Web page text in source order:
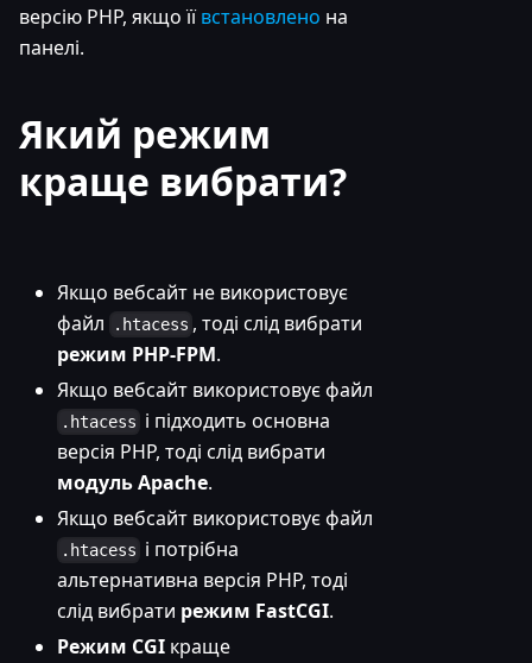
версію PHP, якщо їївстановлено на
панелі.
Який режим
краще вибрати?
Якщо вебсайт не використовує
файл
.htacess , тоді слід вибрати
режим PHP-FPM.
Якщо вебсайт використовує файл
.htacess і підходить основна
версія PHP, тоді слід вибрати
модуль Apache.
Якщо вебсайт використовує файл
.htacess і потрібна
альтернативна версія PHP, тоді
слід вибрати режим FastCGI.
Режим CGI краще